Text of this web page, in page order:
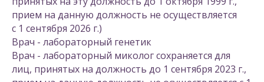
прием на данную должность не осуществляется
с 1 сентября 2026 г.)
Врач - лабораторный генетик
Врач - лабораторный миколог сохраняется для
лиц, принятых на должность до 1 сентября 2023 г.,